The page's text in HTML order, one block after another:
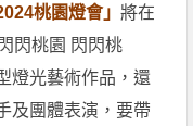
2024桃園燈會」將在
閃桃園 閃閃桃
燈光藝術作品，還
及團體表演，要帶